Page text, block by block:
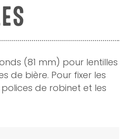
(81 mm) pour lentilles
de bière. Pour fixer les
de robinet et les